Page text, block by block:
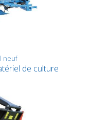
neuf
de culture